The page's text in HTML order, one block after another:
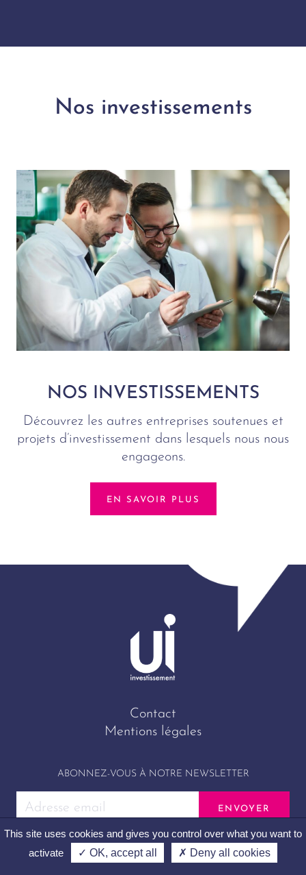
Nos investissements
NOS INVESTISSEMENTS
Découvrez les autres entreprises soutenues et
projets d’investissement dans lesquels nous nous
engageons.
EN SAVOIR PLUS
Contact
Mentions légales
ABONNEZ-VOUS À NOTRE NEWSLETTER
UI Investissement © 2026
This site uses cookies and gives you control over what you want to
activate
✓ OK, accept all ✗ Deny all cookies